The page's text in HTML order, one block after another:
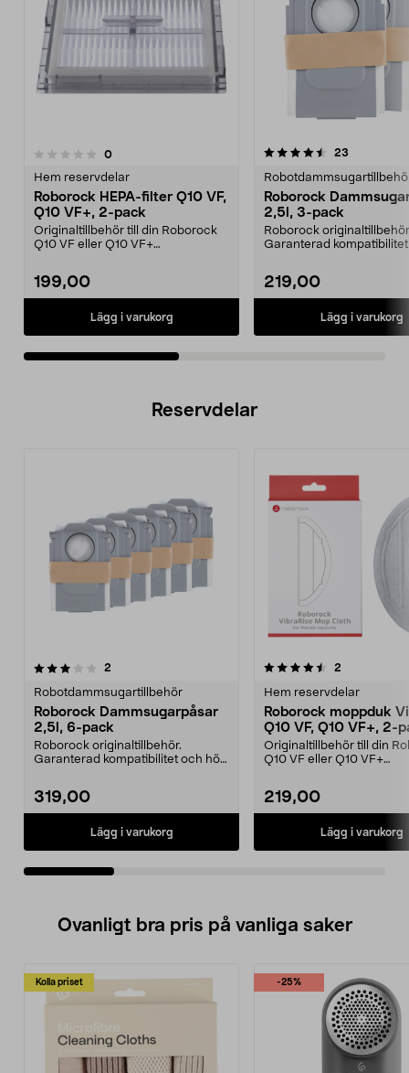
0recensioner
Hem reservdelar
Roborock HEPA-filter Q10 VF,
Q10 VF+, 2-pack
Originaltillbehör till din Roborock
Q10 VF eller Q10 VF+
199,00
Lägg i varukorg
4.5av 5 stjärnor 23
Roborock
2,5l, 3-pack
Roborock
Garanterad
219,00
Lägg i varukorg
3.0av 5 stjärnor
Reservdelar
2
Robotdammsugartillbehör
Roborock Dammsugarpåsar
2,5l, 6-pack
Roborock originaltillbehör.
Garanterad kompatibilitet och hög
319,00
Lägg i varukorg
4.5av 5 stjärnor 2
Hem reservdelar
Roborock moppduk
Q10 VF, Q10 VF+, 2-
Originaltillbehör till din
Q10 VF eller Q10 VF+
219,00
Lägg i varukorg
0.0 av 5 stjärnor
Ovanligt bra pris på vanliga saker
Kolla priset -25%